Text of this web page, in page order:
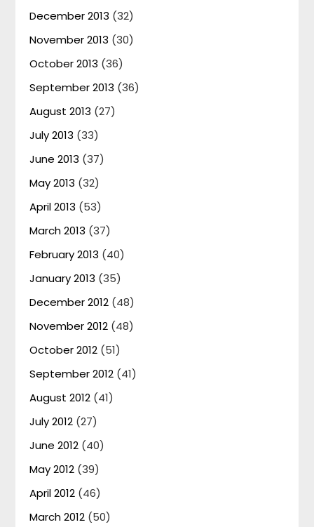
December 2013 (32)
November 2013 (30)
October 2013 (36)
September 2013 (36)
August 2013 (27)
July 2013 (33)
June 2013 (37)
May 2013 (32)
April 2013 (53)
March 2013 (37)
February 2013 (40)
January 2013 (35)
December 2012 (48)
November 2012 (48)
October 2012 (51)
September 2012 (41)
August 2012 (41)
July 2012 (27)
June 2012 (40)
May 2012 (39)
April 2012 (46)
March 2012 (50)